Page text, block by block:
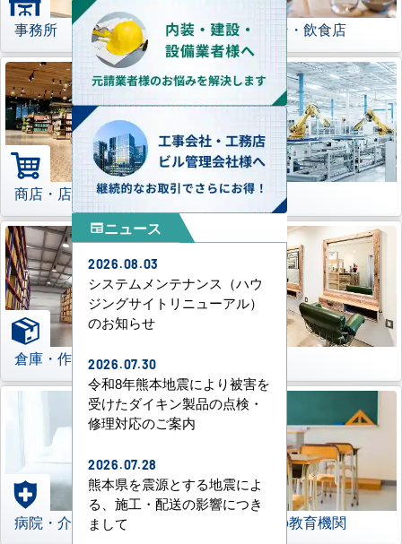
事務所 レストラン・飲食店
商店・店舗 工場
倉庫・作業場
病院・介護施設 学校などの教育機関
newspaperニュース
2026.08.03
システムメンテナンス（ハウ
ジングサイトリニューアル）
のお知らせ
2026.07.30
令和8年熊本地震により被害を
受けたダイキン製品の点検・
修理対応のご案内
2026.07.28
熊本県を震源とする地震によ
る、施工・配送の影響につき
まして